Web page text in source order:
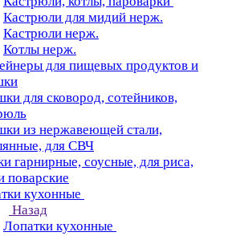
Кастрюли для мидий нерж.
Кастрюли нерж.
Котлы нерж.
для пищевых продуктов и
для сковород, сотейников,
из нержавеющей стали,
для СВЧ
гарнирные, соусные, для риса,
поварские
кухонные
Назад
Лопатки кухонные